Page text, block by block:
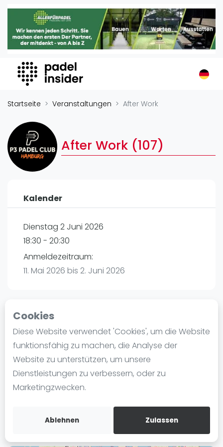
Cookies
Diese Website verwendet 'Cookies', um die Website
funktionsfähig zu machen, die Analyse der
Website zu unterstützen, um unsere
Dienstleistungen zu verbessern, oder zu
Marketingzwecken.
Ablehnen Zulassen
Padel Insider
Home
Organisationen
Buchungssysteme
Padel-Shops
Padelplatzbauer
Verschiedenes
Veranstaltungen
International
Ranking
Männer
Frauen
Blog
Die Geschichte von Padel
Regeln und Punktzählung
Padel Schläge
Video
Startseite Veranstaltungen After Work
After Work (107)
Kalender
Dienstag 2 Juni 2026
18:30 - 20:30
Anmeldezeitraum:
11. Mai 2026 bis 2. Juni 2026
Playtomic
P3 Padel Club Hamburg | Hamburg
Havighorster Weg 16
21031Hamburg
Routebeschrijving